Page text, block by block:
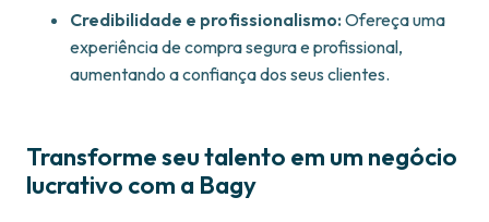
Credibilidade e profissionalismo: Ofereça uma
experiência de compra segura e profissional,
aumentando a confiança dos seus clientes.
Transforme seu talento em um negócio
lucrativo com a Bagy